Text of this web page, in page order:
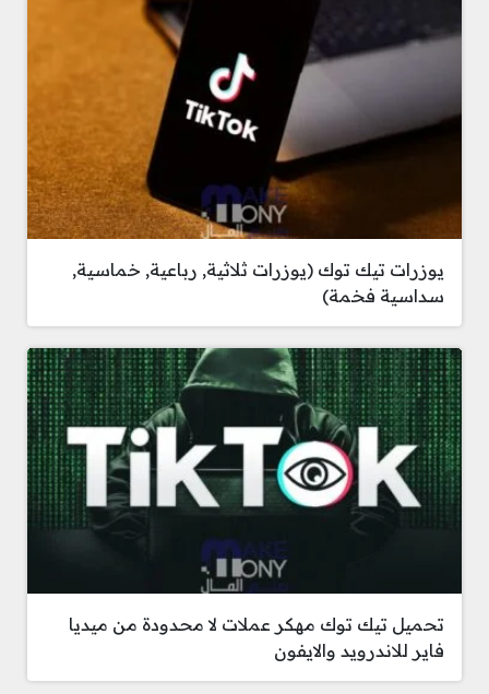
يوزرات تيك توك (يوزرات ثلاثية, رباعية, خماسية,
سداسية فخمة)
تحميل تيك توك مهكر عملات لا محدودة من ميديا
فاير للاندرويد والايفون